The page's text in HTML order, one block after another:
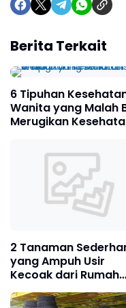
Berita Terkait
6 Tipuhan
Wanita yang Malah
Merugikan
2 Tanaman
yang Ampuh Usir
Kecoak dari Rumah
Anda